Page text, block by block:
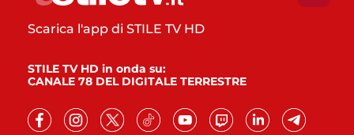
Scarica l'app di STILE TV HD
STILE TV HD in onda su:
CANALE 78 DEL DIGITALE TERRESTRE